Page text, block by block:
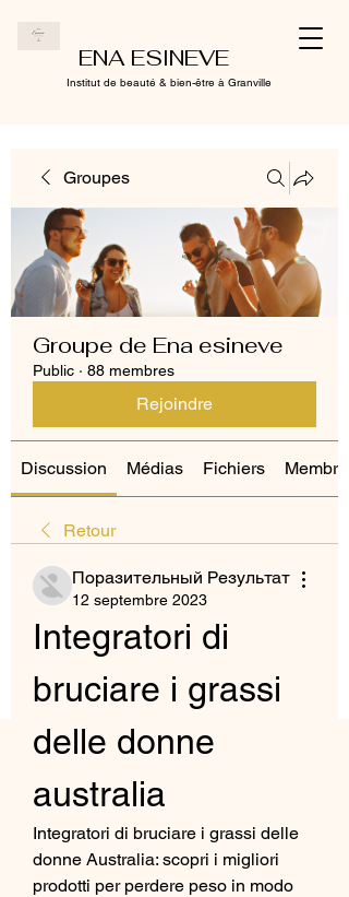
ENA ESINEVE
Institut de beauté & bien-être à Granville
Groupes
Groupe de Ena esineve
Public · 88 membres
Rejoindre
Discussion Médias Fichiers Membres
Retour
Поразительный Результат
12 septembre 2023
Integratori di
bruciare i grassi
delle donne
australia
Integratori di bruciare i grassi delle
donne Australia: scopri i migliori
prodotti per perdere peso in modo